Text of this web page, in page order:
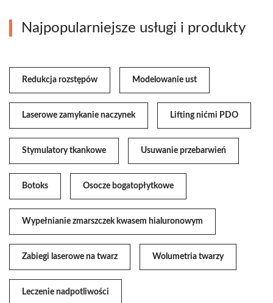
Najpopularniejsze usługi i produkty
Redukcja rozstępów Modelowanie ust
Laserowe zamykanie naczynek Lifting nićmi PDO
Stymulatory tkankowe Usuwanie przebarwień
Botoks Osocze bogatopłytkowe
Wypełnianie zmarszczek kwasem hialuronowym
Zabiegi laserowe na twarz Wolumetria twarzy
Leczenie nadpotliwości